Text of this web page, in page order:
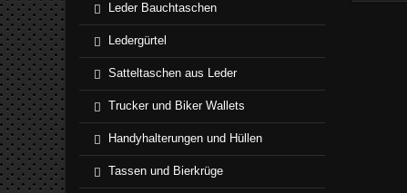
Leder Bauchtaschen
Ledergürtel
Satteltaschen aus Leder
Trucker und Biker Wallets
Handyhalterungen und Hüllen
Tassen und Bierkrüge